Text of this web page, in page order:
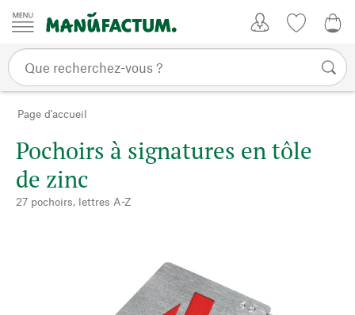
Passer au contenu
Page d'accueil
Pochoirs à signatures en tôle
de zinc
27 pochoirs, lettres A-Z